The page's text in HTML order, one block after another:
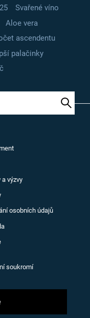
Svařené víno
Aloe vera
ascendentu
palačinky
a výzvy
osobních údajů
soukromí